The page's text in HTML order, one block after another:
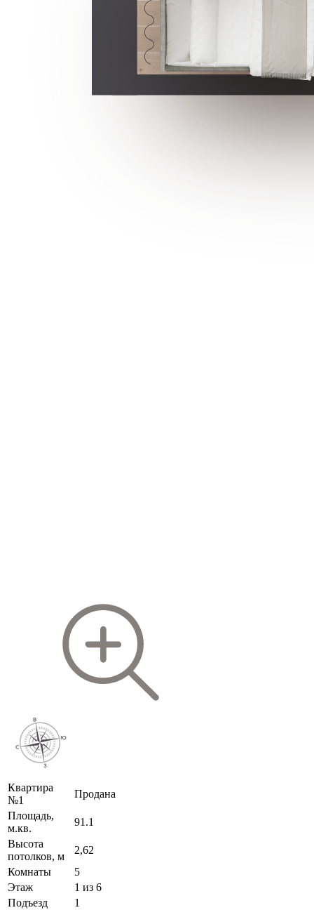
Квартира
№1
Продана
Площадь,
м.кв.
91.1
Высота
потолков, м
2,62
Комнаты
5
Этаж
1 из 6
Подъезд
1